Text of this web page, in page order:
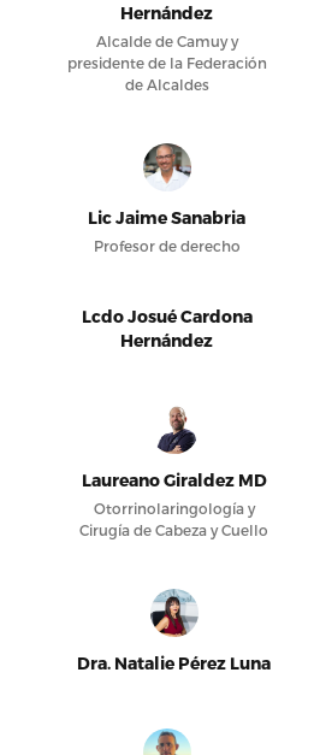
Hernández
Alcalde de Camuy y
presidente de la Federación
de Alcaldes
Lic Jaime Sanabria
Profesor de derecho
Lcdo Josué Cardona
Hernández
Laureano Giraldez MD
Otorrinolaringología y
Cirugía de Cabeza y Cuello
Dra. Natalie Pérez Luna